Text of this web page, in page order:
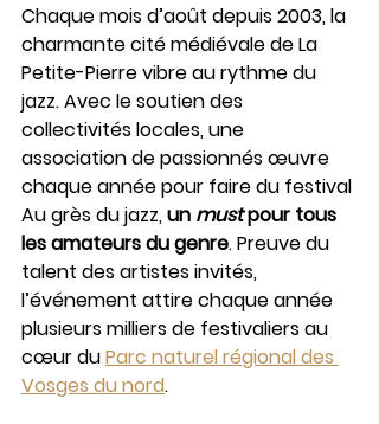
Chaque mois d’août depuis 2003, la
charmante cité médiévale de La
Petite-Pierre vibre au rythme du
jazz. Avec le soutien des
collectivités locales, une
association de passionnés œuvre
chaque année pour faire du festival
Au grès du jazz, un must pour tous
les amateurs du genre. Preuve du
talent des artistes invités,
l’événement attire chaque année
plusieurs milliers de festivaliers au
cœur du Parc naturel régional des
Vosges du nord.